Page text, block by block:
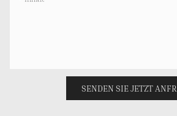
SENDEN SIE JETZT